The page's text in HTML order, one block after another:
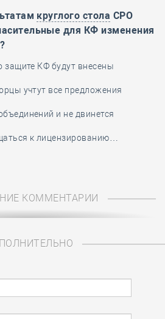
круглого стола СРО
для КФ изменения
защите КФ будут внесены
учтут все предложения
и не двинется
к лицензированию…
КОММЕНТАРИИ